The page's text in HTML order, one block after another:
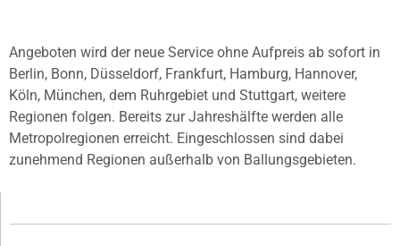
Angeboten wird der neue Service ohne Aufpreis ab sofort in
Berlin, Bonn, Düsseldorf, Frankfurt, Hamburg, Hannover,
Köln, München, dem Ruhrgebiet und Stuttgart, weitere
Regionen folgen. Bereits zur Jahreshälfte werden alle
Metropolregionen erreicht. Eingeschlossen sind dabei
zunehmend Regionen außerhalb von Ballungsgebieten.